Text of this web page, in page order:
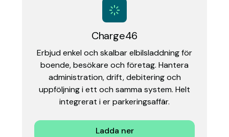
Charge46
Erbjud enkel och skalbar elbilsladdning för
boende, besökare och företag. Hantera
administration, drift, debitering och
uppföljning i ett och samma system. Helt
integrerat i er parkeringsaffär.
Ladda ner